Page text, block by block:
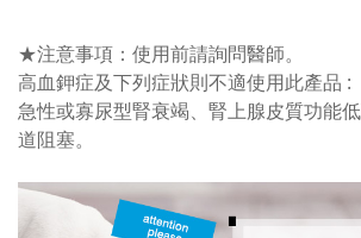
★注意事項：使用前請詢問醫師。
高血鉀症及下列症狀則不適使用此產品 :
急性或寡尿型腎衰竭、腎上腺皮質功能
道阻塞。